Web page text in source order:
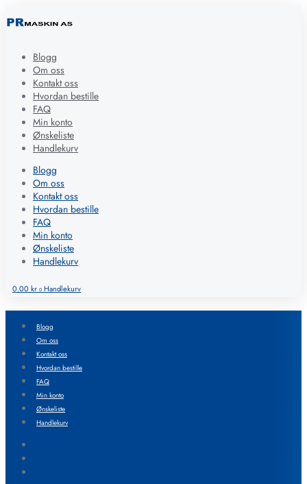
Blogg
Om oss
Kontakt oss
Hvordan bestille
FAQ
Min konto
Ønskeliste
Handlekurv
Blogg
Om oss
Kontakt oss
Hvordan bestille
FAQ
Min konto
Ønskeliste
Handlekurv
0.00kr 0 Handlekurv
Blogg
Om oss
Kontakt oss
Hvordan bestille
FAQ
Min konto
Ønskeliste
Handlekurv